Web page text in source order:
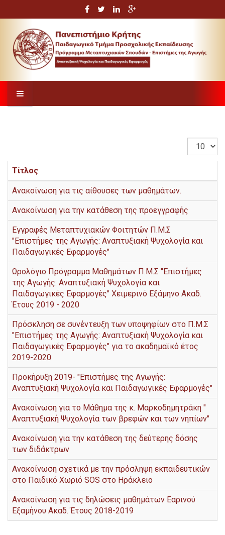
Εμφάνιση
#
Τίτλος
Ανακοίνωση για τις αίθουσες των μαθημάτων.
Ανακοίνωση για την κατάθεση της προεγγραφής
Εγγραφές Μεταπτυχιακών Φοιτητών Π.Μ.Σ
"Επιστήμες της Αγωγής: Αναπτυξιακή Ψυχολογία και
Παιδαγωγικές Εφαρμογές"
Ωρολόγιο Πρόγραμμα Μαθημάτων Π.Μ.Σ "Επιστήμες
της Αγωγής: Αναπτυξιακή Ψυχολογία και
Παιδαγωγικές Εφαρμογές" Χειμερινό Εξάμηνο Ακαδ.
Έτους 2019 - 2020
Πρόσκληση σε συνέντευξη των υποψηφίων στο Π.Μ.Σ
"Επιστήμες της Αγωγής: Αναπτυξιακή Ψυχολογία και
Παιδαγωγικές Εφαρμογές" για το ακαδημαϊκό έτος
2019-2020
Προκήρυξη 2019- "Επιστήμες της Αγωγής:
Αναπτυξιακή Ψυχολογία και Παιδαγωγικές Εφαρμογές"
Ανακοίνωση για το Μάθημα της κ. Μαρκοδημητράκη "
Αναπτυξιακή Ψυχολογία των βρεφών και των νηπίων"
Ανακοίνωση για την κατάθεση της δεύτερης δόσης
των διδάκτρων
Ανακοίνωση σχετικά με την πρόσληψη εκπαιδευτικών
στο Παιδικό Χωριό SOS στο Ηράκλειο
Ανακοίνωση για τις δηλώσεις μαθημάτων Εαρινού
Εξαμήνου Ακαδ. Έτους 2018-2019